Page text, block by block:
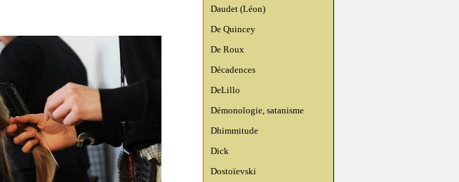
Daudet (Léon)
De Quincey
De Roux
Décadences
DeLillo
Démonologie, satanisme
Dhimmitude
Dick
Dostoïevski